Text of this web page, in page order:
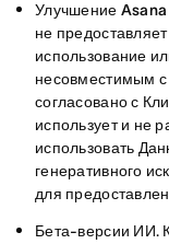
Улучшение
не
использование
несовместимым
согласовано с
использует и не
использовать
генеративного
для
Бета-версии ИИ.